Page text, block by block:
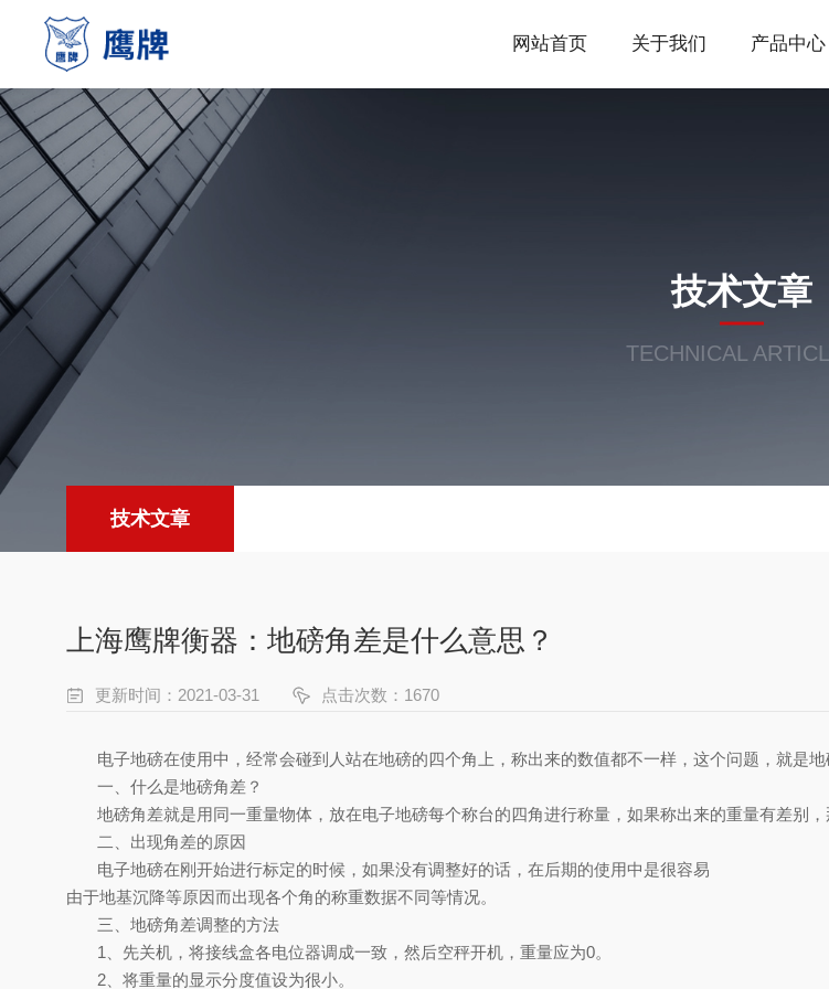
网站首页 关于我们 产品中心
技术文章
TECHNICAL
技术文章
上海鹰牌衡器：地磅角差是什么意思？
更新时间：2021-03-31 点击次数：1670
电子地磅在使用中，经常会碰到人 站在地磅的四个角上 ， 称出来的数值都不一样， 这个问题，就是
一、什么是地磅角差？
地磅角差就是用同一重量物体，放在电子地磅每个称台的四角进行称量，如果称出来的重量有差别，
二、 出现角差的原因
电子地磅在刚开始进行标定的时候，如果没有调整好的话，在后期的使用中是很容易
由于地基沉降等原因而出现各个角的称重数据不同等情况。
三、 地磅角差调整的方法
1、先关机，将接线盒各电位器调成一致，然后空秤开机，重量应为0。
2、将重量的显示分度值设为很小。